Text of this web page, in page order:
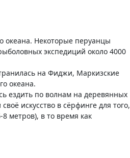
океана. Некоторые перуанцы
экспедиций около 4000
на Фиджи, Маркизские
океана.
ездить по волнам на деревянных
искусство в сёрфинге для того,
метров), в то время как